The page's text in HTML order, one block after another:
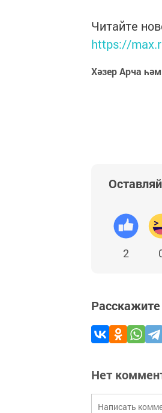
Читайте
https://
Хәзер Арча
2
Нет